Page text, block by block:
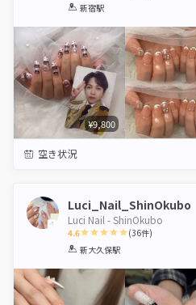
1 2 3
新宿駅
¥9,800
空き状況
Luci_Nail_ShinOkubo
Luci Nail - ShinOkubo
4.6
1 2 3 4 5
(36件)
新大久保駅